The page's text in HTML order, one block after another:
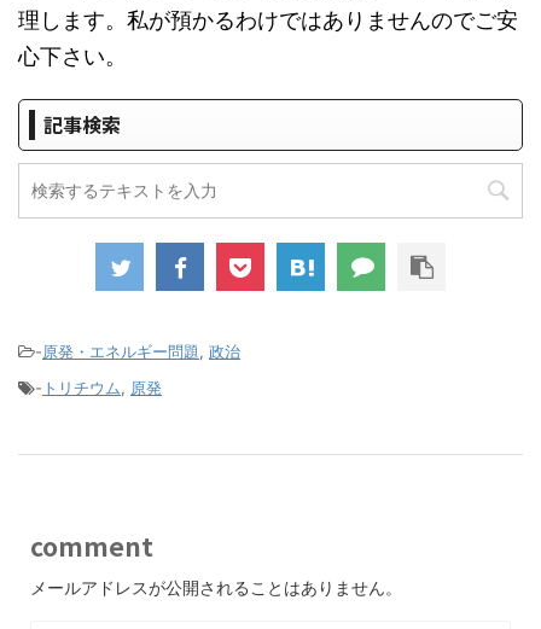
理します。私が預かるわけではありませんのでご安
心下さい。
記事検索
-原発・エネルギー問題, 政治
- トリチウム, 原発
comment
メールアドレスが公開されることはありません。